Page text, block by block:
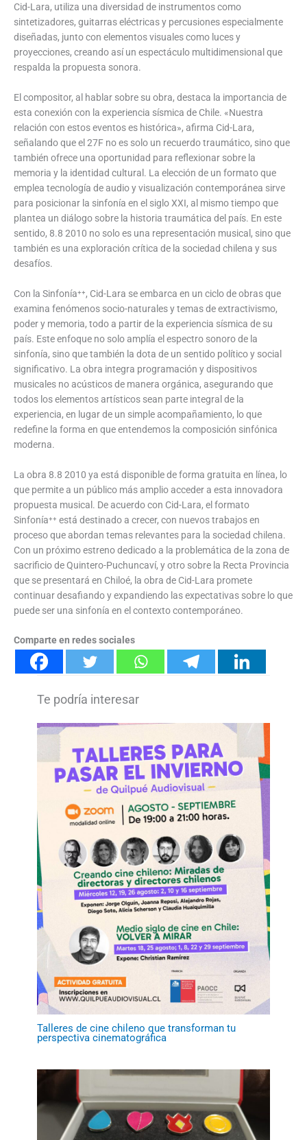
Cid-Lara, utiliza una diversidad de instrumentos como
sintetizadores, guitarras eléctricas y percusiones especialmente
diseñadas, junto con elementos visuales como luces y
proyecciones, creando así un espectáculo multidimensional que
respalda la propuesta sonora.
El compositor, al hablar sobre su obra, destaca la importancia de
esta conexión con la experiencia sísmica de Chile. «Nuestra
relación con estos eventos es histórica», afirma Cid-Lara,
señalando que el 27F no es solo un recuerdo traumático, sino que
también ofrece una oportunidad para reflexionar sobre la
memoria y la identidad cultural. La elección de un formato que
emplea tecnología de audio y visualización contemporánea sirve
para posicionar la sinfonía en el siglo XXI, al mismo tiempo que
plantea un diálogo sobre la historia traumática del país. En este
sentido, 8.8 2010 no solo es una representación musical, sino que
también es una exploración crítica de la sociedad chilena y sus
desafíos.
Con la Sinfonía⁺⁺, Cid-Lara se embarca en un ciclo de obras que
examina fenómenos socio-naturales y temas de extractivismo,
poder y memoria, todo a partir de la experiencia sísmica de su
país. Este enfoque no solo amplía el espectro sonoro de la
sinfonía, sino que también la dota de un sentido político y social
significativo. La obra integra programación y dispositivos
musicales no acústicos de manera orgánica, asegurando que
todos los elementos artísticos sean parte integral de la
experiencia, en lugar de un simple acompañamiento, lo que
redefine la forma en que entendemos la composición sinfónica
moderna.
La obra 8.8 2010 ya está disponible de forma gratuita en línea, lo
que permite a un público más amplio acceder a esta innovadora
propuesta musical. De acuerdo con Cid-Lara, el formato
Sinfonía⁺⁺ está destinado a crecer, con nuevos trabajos en
proceso que abordan temas relevantes para la sociedad chilena.
Con un próximo estreno dedicado a la problemática de la zona de
sacrificio de Quintero-Puchuncaví, y otro sobre la Recta Provincia
que se presentará en Chiloé, la obra de Cid-Lara promete
continuar desafiando y expandiendo las expectativas sobre lo que
puede ser una sinfonía en el contexto contemporáneo.
Comparte en redes sociales
Talleres de cine chileno que transforman tu
perspectiva cinematográfica